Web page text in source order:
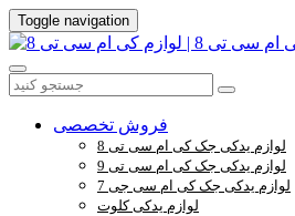
Toggle navigation
فروش تخصصی
لوازم یدکی جک کی ام سی تی 8
لوازم یدکی جک کی ام سی تی 9
لوازم یدکی جک کی ام سی جی 7
لوازم یدکی کلوت